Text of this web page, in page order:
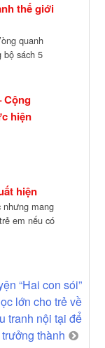
thế giới
quanh
bộ sách 5
Cộng
hiện
hiện
nhưng mang
em nếu có
“Hai con sói”
lớn cho trẻ về
tranh nội tại để
trưởng thành